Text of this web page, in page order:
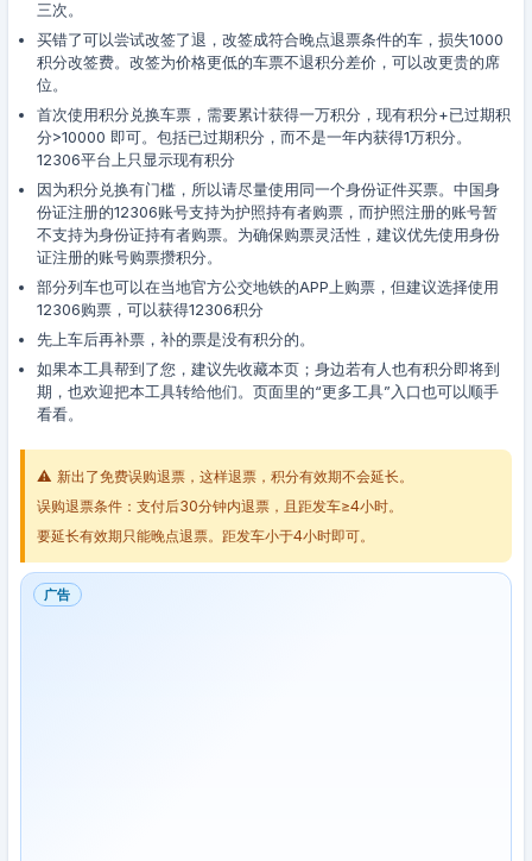
三次。
买错了可以尝试改签了退，改签成符合晚点退票条件的车，损失1000
积分改签费。改签为价格更低的车票不退积分差价，可以改更贵的席
位。
首次使用积分兑换车票，需要累计获得一万积分，现有积分+已过期积
分>10000 即可。包括已过期积分，而不是一年内获得1万积分。
12306平台上只显示现有积分
因为积分兑换有门槛，所以请尽量使用同一个身份证件买票。中国身
份证注册的12306账号支持为护照持有者购票，而护照注册的账号暂
不支持为身份证持有者购票。为确保购票灵活性，建议优先使用身份
证注册的账号购票攒积分。
部分列车也可以在当地官方公交地铁的APP上购票，但建议选择使用
12306购票，可以获得12306积分
先上车后再补票，补的票是没有积分的。
如果本工具帮到了您，建议先收藏本页；身边若有人也有积分即将到
期，也欢迎把本工具转给他们。页面里的“更多工具”入口也可以顺手
看看。
⚠️ 新出了免费误购退票，这样退票，积分有效期不会延长。
误购退票条件：支付后30分钟内退票，且距发车≥4小时。
要延长有效期只能晚点退票。距发车小于4小时即可。
广告